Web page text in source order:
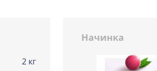
Узнать подробнее о
2 кг
Начинка